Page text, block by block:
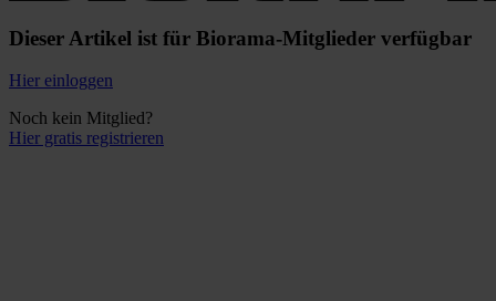
Dieser Artikel ist für Biorama-Mitglieder verfügbar
Hier einloggen
Noch kein Mitglied?
Hier gratis registrieren